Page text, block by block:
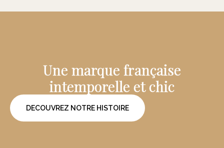
Une marque française
intemporelle et chic
DECOUVREZ NOTRE HISTOIRE